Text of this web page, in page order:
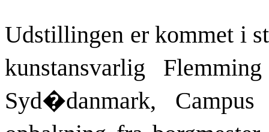
Udstillingen er kommet i
kunstansvarlig
Syd�danmark,